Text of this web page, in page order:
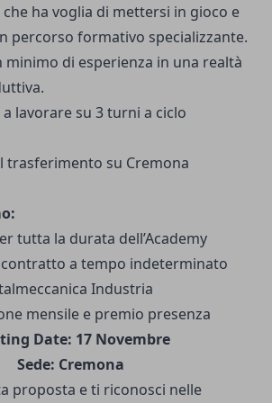
che ha voglia di mettersi in gioco e
percorso formativo specializzante.
di esperienza in una realtà
lavorare su 3 turni a ciclo
trasferimento su Cremona
tutta la durata dell’Academy
a tempo indeterminato
Industria
mensile e premio presenza
Date: 17 Novembre
Sede: Cremona
proposta e ti riconosci nelle